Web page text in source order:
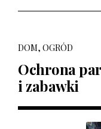
DOM, OGRÓD
Ochrona
i zabawki